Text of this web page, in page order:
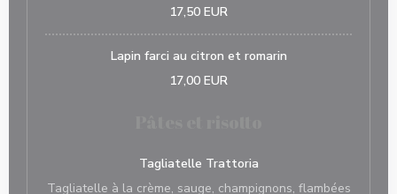
17,50 EUR
Lapin farci au citron et romarin
17,00 EUR
Tagliatelle Trattoria
Tagliatelle à la crème, sauge, champignons, flambées